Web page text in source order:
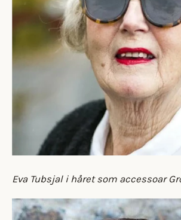
Eva Tubsjal i håret som accessoar